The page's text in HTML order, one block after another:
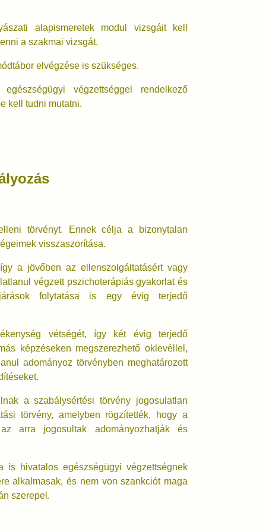
alapismeretek modul vizsgáit kell
a szakmai vizsgát.
elvégzése is szükséges.
végzettséggel rendelkező
kell tudni mutatni.
törvényt. Ennek célja a bizonytalan
visszaszorítása.
a jövőben az ellenszolgáltatásért vagy
végzett pszichoterápiás gyakorlat és
folytatása is egy évig terjedő
vétségét, így két évig terjedő
képzéseken megszerezhető oklevéllel,
adományoz törvényben meghatározott
a szabálysértési törvény jogosulatlan
törvény, amelyben rögzítették, hogy a
arra jogosultak adományozhatják és
is hivatalos egészségügyi végzettségnek
alkalmasak, és nem von szankciót maga
szerepel.